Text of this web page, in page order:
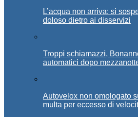
L’acqua non arriva: si
doloso dietro ai disservizi
Troppi schiamazzi,
automatici dopo
Autovelox non omologato
multa per eccesso di